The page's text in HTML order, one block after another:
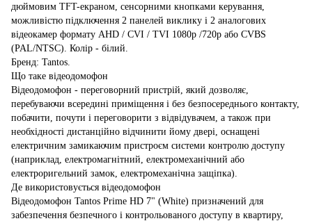
дюймовим TFT-екраном, сенсорними кнопками керування,
можливістю підключення 2 панелей виклику і 2 аналогових
відеокамер формату AHD / CVI / TVI 1080p /720p або CVBS
(PAL/NTSC). Колір - білий.
Бренд: Tantos.
Що таке відеодомофон
Відеодомофон - переговорний пристрій, який дозволяє,
перебуваючи всередині приміщення і без безпосереднього контакту,
побачити, почути і переговорити з відвідувачем, а також при
необхідності дистанційно відчинити йому двері, оснащені
електричним замикаючим пристроєм системи контролю доступу
(наприклад, електромагнітний, електромеханічний або
електроригельний замок, електромеханічна защіпка).
Де використовується відеодомофон
Відеодомофон Tantos Prime HD 7" (White) призначений для
забезпечення безпечного і контрольованого доступу в квартиру,